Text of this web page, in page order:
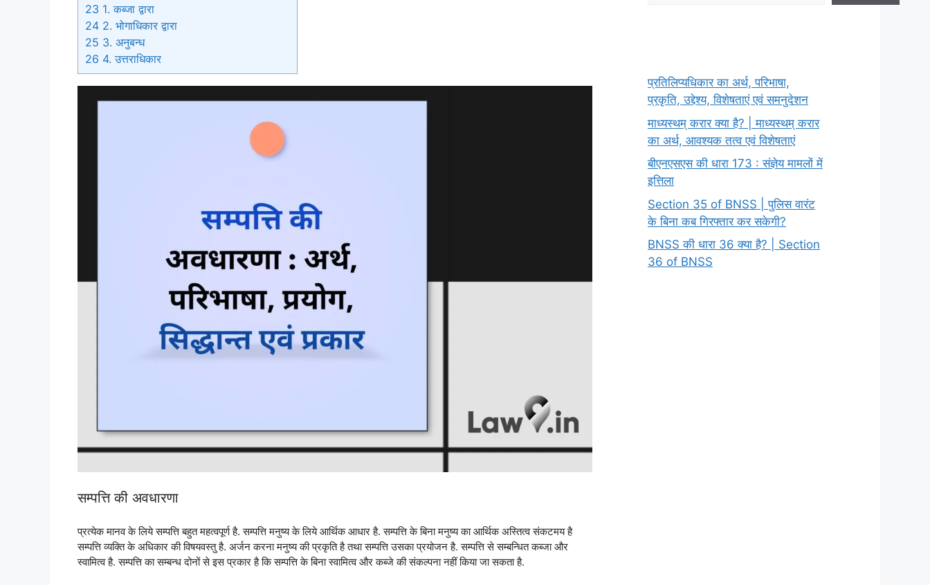
23 1. कब्जा द्वारा
24 2. भोगाधिकार द्वारा
25 3. अनुबन्ध
26 4. उत्तराधिकार
सम्पत्ति की अवधारणा
प्रत्येक मानव के लिये सम्पत्ति बहुत महत्वपूर्ण है. सम्पत्ति मनुष्य के लिये आर्थिक आधार है. सम्पत्ति के बिना मनुष्य का आर्थिक अस्तित्व संकटमय है
सम्पत्ति व्यक्ति के अधिकार की विषयवस्तु है. अर्जन करना मनुष्य की प्रकृति है तथा सम्पत्ति उसका प्रयोजन है. सम्पत्ति से सम्बन्धित कब्जा और
स्वामित्व है. सम्पत्ति का सम्बन्ध दोनों से इस प्रकार है कि सम्पत्ति के बिना स्वामित्व और कब्जे की संकल्पना नहीं किया जा सकता है.
प्रतिलिप्यधिकार का अर्थ, परिभाषा,
प्रकृति, उद्देश्य, विशेषताएं एवं समनुदेशन
माध्यस्थम् करार क्या है? | माध्यस्थम् करार
का अर्थ, आवश्यक तत्व एवं विशेषताएं
बीएनएसएस की धारा 173 : संज्ञेय मामलों में
इत्तिला
Section 35 of BNSS | पुलिस वारंट
के बिना कब गिरफ्तार कर सकेगी?
BNSS की धारा 36 क्या है? | Section
36 of BNSS